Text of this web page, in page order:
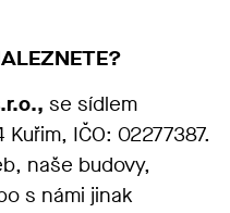
se sídlem
IČO: 02277387.
naše budovy,
s námi jinak